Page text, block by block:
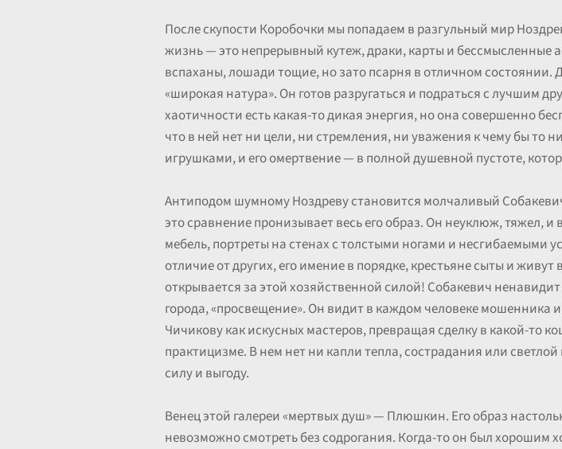
После скупости Коробочки мы попадаем в разгульный мир
жизнь — это непрерывный кутеж, драки, карты и бессмысленные
вспаханы, лошади тощие, но зато псарня в отличном
«широкая натура». Он готов разругаться и подраться с лучшим
хаотичности есть какая-то дикая энергия, но она совершенно
что в ней нет ни цели, ни стремления, ни уважения к чему бы
игрушками, и его омертвение — в полной душевной пустоте,
Антиподом шумному Ноздреву становится молчаливый
это сравнение пронизывает весь его образ. Он неуклюж, тяжел, и
мебель, портреты на стенах с толстыми ногами и несгибаемыми
отличие от других, его имение в порядке, крестьяне сыты и
открывается за этой хозяйственной силой! Собакевич
города, «просвещение». Он видит в каждом человеке
Чичикову как искусных мастеров, превращая сделку в какой-то
практицизме. В нем нет ни капли тепла, сострадания или
силу и выгоду.
Венец этой галереи «мертвых душ» — Плюшкин. Его образ
невозможно смотреть без содрогания. Когда-то он был